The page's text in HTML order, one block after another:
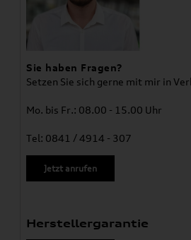
Sie haben Fragen?
Setzen Sie sich gerne mit mir in
Mo. bis Fr.: 08.00 - 15.00 Uhr
Tel: 0841 / 4914 - 307
Jetzt anrufen
Herstellergarantie